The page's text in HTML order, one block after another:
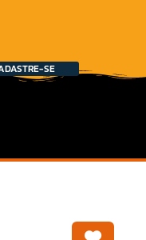
SE